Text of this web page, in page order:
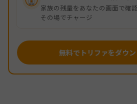
家族の残量をあなたの画面で確
その場でチャージ
無料でトリファをダウ